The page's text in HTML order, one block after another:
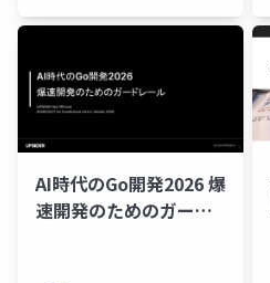
AI時代のGo開発2026 爆
速開発のためのガード